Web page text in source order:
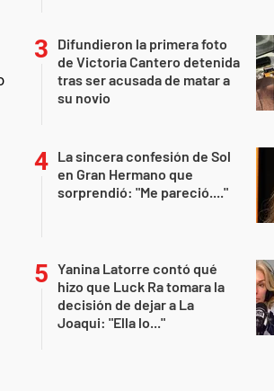
Difundieron la primera foto
de Victoria Cantero detenida
tras ser acusada de matar a
su novio
La sincera confesión de Sol
en Gran Hermano que
sorprendió: "Me pareció...."
Yanina Latorre contó qué
hizo que Luck Ra tomara la
decisión de dejar a La
Joaqui: "Ella lo..."